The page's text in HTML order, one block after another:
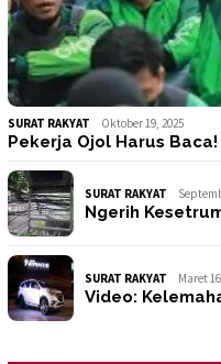
SURAT RAKYAT Oktober 19, 2025
Pekerja Ojol Harus
SURAT RAKYAT
Ngerih
SURAT RAKYAT Maret
Video: